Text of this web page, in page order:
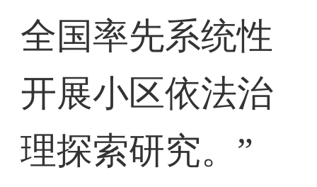
全国率先系统性
开展小区依法治
理探索研究。”